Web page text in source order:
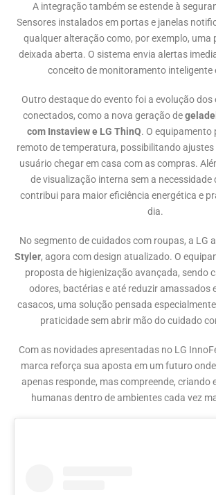
A integração também se estende à
Sensores instalados em portas e janelas
qualquer alteração como, por exemplo, uma
deixada aberta. O sistema envia alertas
conceito de monitoramento inteligente
Outro destaque do evento foi a evolução
conectados, como a nova geração de
com Instaview e LG ThinQ. O equipamento
remoto de temperatura, possibilitando ajustes
usuário chegar em casa com as compras.
de visualização interna sem a necessidade
contribui para maior eficiência energética e
dia.
No segmento de cuidados com roupas, a LG
Styler, agora com design atualizado. O
proposta de higienização avançada, sendo
odores, bactérias e até reduzir amassados
casacos, uma solução pensada
praticidade sem abrir mão do cuidado
Com as novidades apresentadas no LG
marca reforça sua aposta em um futuro
apenas responde, mas compreende, criando
humanas dentro de ambientes cada vez